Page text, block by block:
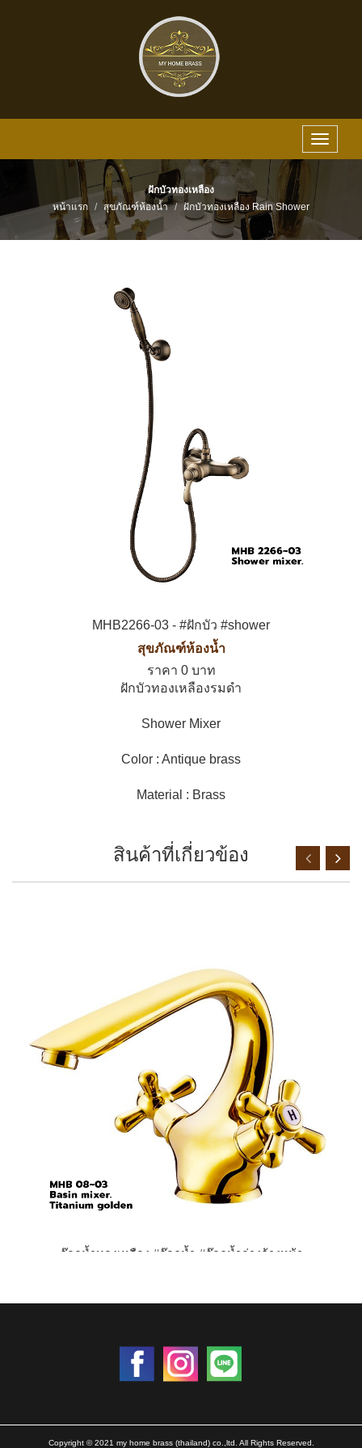
Toggle
ฝักบัวทองเหลือง
หน้าแรก
สุขภัณฑ์ห้องน้ำ ฝักบัวทองเหลือง Rain Shower
MHB2266-03 - #ฝักบัว #shower
สุขภัณฑ์ห้องน้ำ
ราคา 0 บาท
ฝักบัวทองเหลืองรมดำ
Shower Mixer
Color : Antique brass
Material : Brass
สินค้าที่เกี่ยวข้อง
ก๊อกน้ำทองเหลือง #ก๊อกน้ำ #ก๊อกน้ำอ่างล้างหน้า
Copyright © 2021 my home brass (thailand) co.,ltd. All Rights Reserved.